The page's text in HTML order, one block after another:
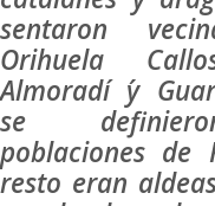
sentaron
Orihuela
Almoradí ´y
se
poblaciones de
resto eran